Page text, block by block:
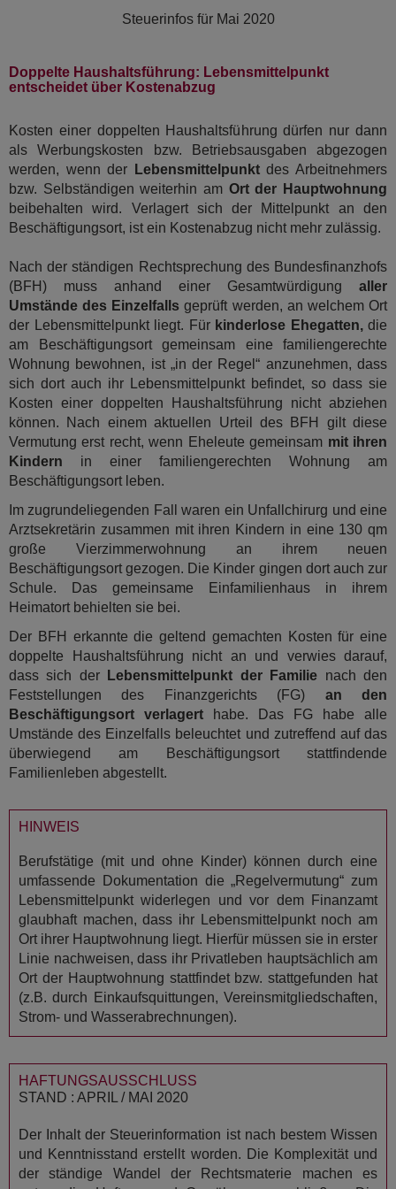
Steuerinfos für Mai 2020
Doppelte Haushaltsführung: Lebensmittelpunkt
entscheidet über Kostenabzug
Kosten einer doppelten Haushaltsführung dürfen nur dann
als Werbungskosten bzw. Betriebsausgaben abgezogen
werden, wenn der
Lebensmittelpunktdes Arbeitnehmers
bzw. Selbständigen weiterhin am Ort der Hauptwohnung
beibehalten wird. Verlagert sich der Mittelpunkt an den
Beschäftigungsort, ist ein Kostenabzug nicht mehr zulässig.
Nach der ständigen Rechtsprechung des Bundesfinanzhofs
(BFH) muss anhand einer Gesamtwürdigung aller
Umstände des Einzelfalls geprüft werden, an welchem Ort
der Lebensmittelpunkt liegt. Für kinderlose Ehegatten,die
am Beschäftigungsort gemeinsam eine familiengerechte
Wohnung bewohnen, ist „in der Regel“ anzunehmen, dass
sich dort auch ihr Lebensmittelpunkt befindet, so dass sie
Kosten einer doppelten Haushaltsführung nicht abziehen
können. Nach einem aktuellen Urteil des BFH gilt diese
Vermutung erst recht, wenn Eheleute gemeinsam mit ihren
Kindern in einer familiengerechten Wohnung am
Beschäftigungsort leben.
Im zugrundeliegenden Fall waren ein Unfallchirurg und eine
Arztsekretärin zusammen mit ihren Kindern in eine 130 qm
große Vierzimmerwohnung an ihrem neuen
Beschäftigungsort gezogen. Die Kinder gingen dort auch zur
Schule. Das gemeinsame Einfamilienhaus in ihrem
Heimatort behielten sie bei.
Der BFH erkannte die geltend gemachten Kosten für eine
doppelte Haushaltsführung nicht an und verwies darauf,
dass sich der
Lebensmittelpunkt der Familie nach den
Feststellungen des Finanzgerichts (FG) an den
Beschäftigungsort verlagert habe. Das FG habe alle
Umstände des Einzelfalls beleuchtet und zutreffend auf das
überwiegend am Beschäftigungsort stattfindende
Familienleben abgestellt.
HINWEIS
Berufstätige (mit und ohne Kinder) können durch eine
umfassende Dokumentation die „Regelvermutung“ zum
Lebensmittelpunkt widerlegen und vor dem Finanzamt
glaubhaft machen, dass ihr Lebensmittelpunkt noch am
Ort ihrer Hauptwohnung liegt. Hierfür müssen sie in erster
Linie nachweisen, dass ihr Privatleben hauptsächlich am
Ort der Hauptwohnung stattfindet bzw. stattgefunden hat
(z.B. durch Einkaufsquittungen, Vereinsmitgliedschaften,
Strom- und Wasserabrechnungen).
HAFTUNGSAUSSCHLUSS
STAND : APRIL / MAI 2020
Der Inhalt der Steuerinformation ist nach bestem Wissen
und Kenntnisstand erstellt worden. Die Komplexität und
der ständige Wandel der Rechtsmaterie machen es